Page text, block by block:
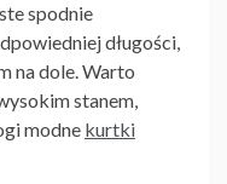
spodnie
długości,
na dole. Warto
stanem,
modne kurtki